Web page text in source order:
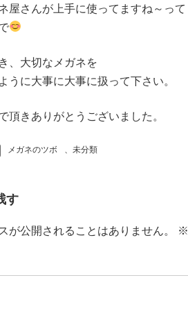
屋さんが上手に使ってますね～って
、大切なメガネを
うに大事に大事に扱って下さい。
頂きありがとうございました。
メガネのツボ 未分類
す
が公開されることはありません。 ※